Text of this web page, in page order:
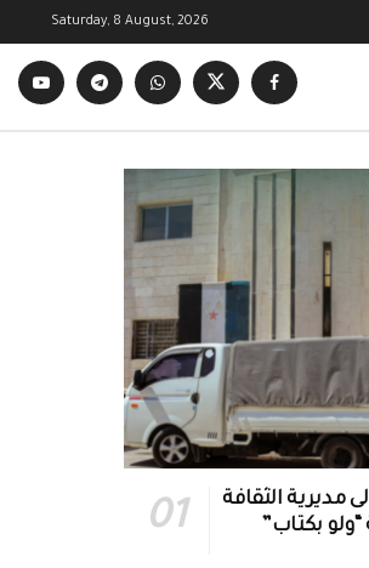
Saturday, 8 August, 2026
إلى مديرية الثقافة
بكتاب”